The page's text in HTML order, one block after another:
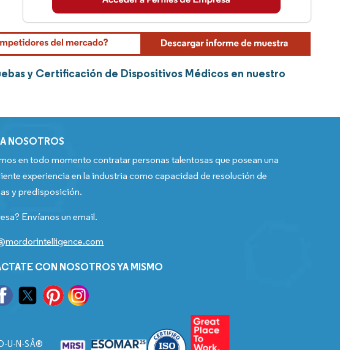
y Certificación de Dispositivos Médicos en nuestro
NOSOTROS
en todo momento contratar personas talentosas que posean una
experiencia en la industria como capacidad de resolución de
y predisposición.
Envíanos un email.
CON NOSOTROS YA MISMO
U-N-SÂ®